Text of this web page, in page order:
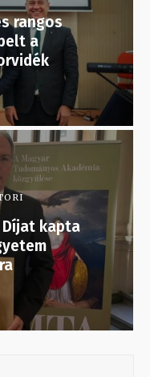
rangos
a
Díjat kapta